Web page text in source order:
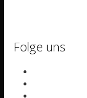
Folge uns